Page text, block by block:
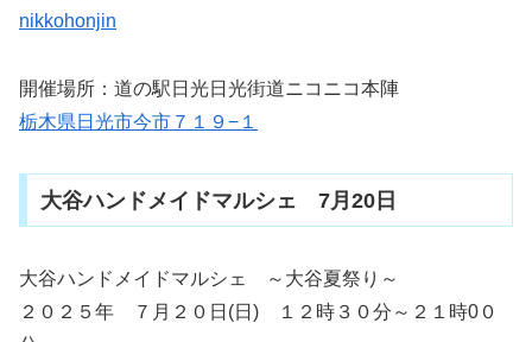
nikkohonjin
開催場所：道の駅日光日光街道ニコニコ本陣
栃木県日光市今市７１９−１
大谷ハンドメイドマルシェ 7月20日
大谷ハンドメイドマルシェ ～大谷夏祭り～
２０２５年 ７月２０日(日) １２時３０分～２１時0０